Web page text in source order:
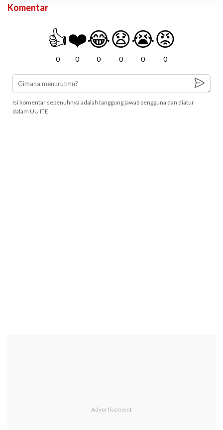
Komentar
👍
0
❤️
0
😂
0
😧
0
😭
0
😡
0
Isi komentar sepenuhnya adalah tanggung jawab pengguna dan diatur
dalam UU ITE